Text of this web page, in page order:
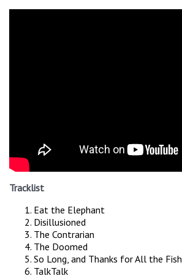
Tracklist
Eat the Elephant
Disillusioned
The Contrarian
The Doomed
So Long, and Thanks for All the Fish
TalkTalk